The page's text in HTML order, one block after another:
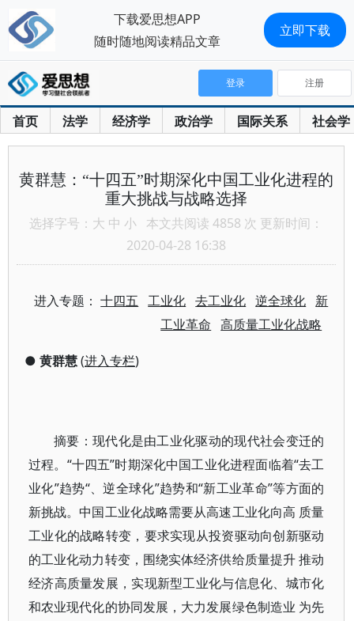
首页 法学 经济学 政治学 国际关系 社会学
登录 注册
黄群慧：“十四五”时期深化中国工业化进程的
重大挑战与战略选择
选择字号： 大 中 小 本文共阅读 4858 次 更新时间：
2020-04-28 16:38
进入专题：十四五 工业化 去工业化 逆全球化 新
工业革命
高质量工业化战略
● 黄群慧(进入专栏)
摘要：现代化是由工业化驱动的现代社会变迁的
过程。“十四五”时期深化中国工业化进程面临着“去工
业化”趋势“、逆全球化”趋势和“新工业革命”等方面的
新挑战。中国工业化战略需要从高速工业化向高 质量
工业化的战略转变，要求实现从投资驱动向创新驱动
的工业化动力转变，围绕实体经济供给质量提升 推动
经济高质量发展，实现新型工业化与信息化、城市化
和农业现代化的协同发展，大力发展绿色制造业 为先
下载爱思想APP
随时随地阅读精品文章
立即下载